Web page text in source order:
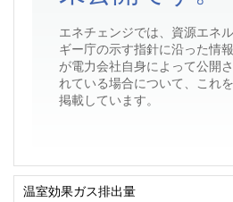
エネチェンジでは、資源エネル
ギー庁の示す指針に沿った情報
が電力会社自身によって公開さ
れている場合について、これを
掲載しています。
温室効果ガス排出量